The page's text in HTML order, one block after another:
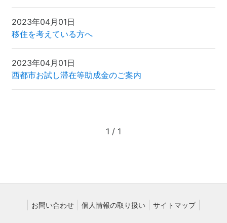
2023年04月01日
移住を考えている方へ
2023年04月01日
西都市お試し滞在等助成金のご案内
1 / 1
お問い合わせ 個人情報の取り扱い サイトマップ